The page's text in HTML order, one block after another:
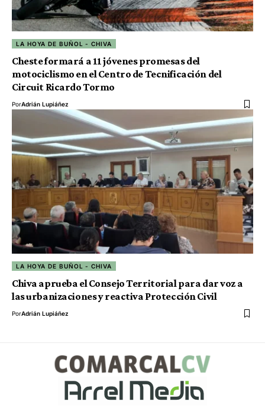
LA HOYA DE BUÑOL - CHIVA
Cheste formará a 11 jóvenes promesas del
motociclismo en el Centro de Tecnificación del
Circuit Ricardo Tormo
PorAdrián Lupiáñez
LA HOYA DE BUÑOL - CHIVA
Chiva aprueba el Consejo Territorial para dar voz a
las urbanizaciones y reactiva Protección Civil
PorAdrián Lupiáñez